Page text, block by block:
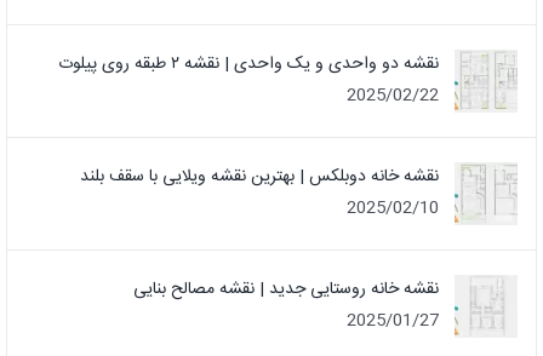
نقشه دو واحدی و یک واحدی | نقشه ۲ طبقه روی پیلوت
2025/02/22
نقشه خانه دوبلکس | بهترین نقشه ویلایی با سقف بلند
2025/02/10
نقشه خانه روستایی جدید | نقشه مصالح بنایی
2025/01/27